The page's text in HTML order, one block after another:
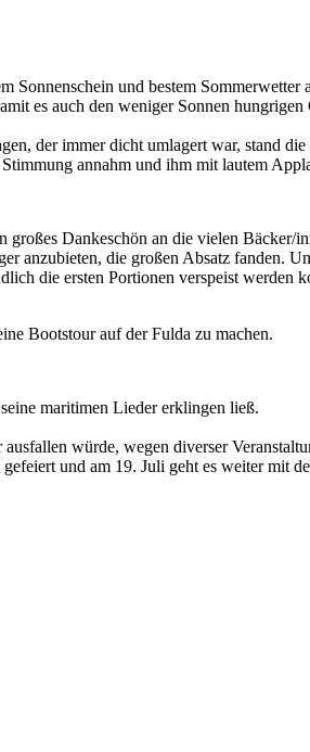
Sonnenschein und bestem Sommerwetter
es auch den weniger Sonnen hungrigen
der immer dicht umlagert war, stand
annahm und ihm mit lautem
großes Dankeschön an die vielen Bäcker/
anzubieten, die großen Absatz fanden.
die ersten Portionen verspeist werden
Bootstour auf der Fulda zu machen.
maritimen Lieder erklingen ließ.
würde, wegen diverser
und am 19. Juli geht es weiter mit